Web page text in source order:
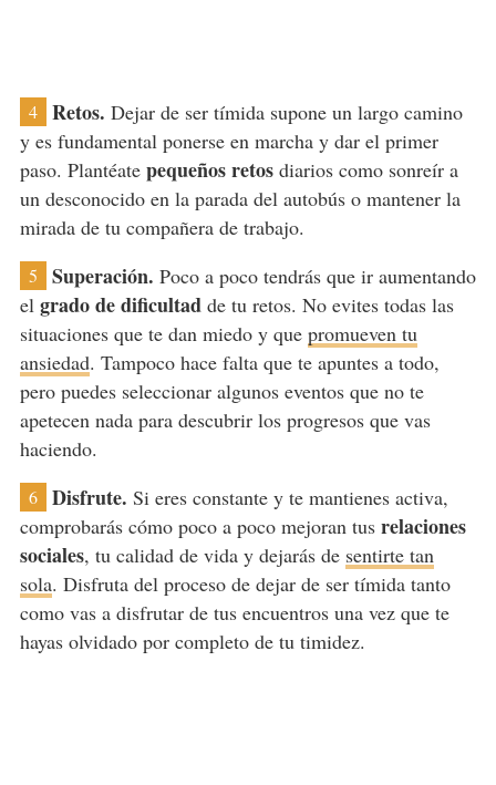
4 Retos. Dejar de ser tímida supone un largo camino
y es fundamental ponerse en marcha y dar el primer
paso. Plantéate pequeños retosdiarios como sonreír a
un desconocido en la parada del autobús o mantener la
mirada de tu compañera de trabajo.
5 Superación. Poco a poco tendrás que ir aumentando
el grado de dificultad de tu retos. No evites todas las
situaciones que te dan miedo y que promueven tu
ansiedad. Tampoco hace falta que te apuntes a todo,
pero puedes seleccionar algunos eventos que no te
apetecen nada para descubrir los progresos que vas
haciendo.
6 Disfrute. Si eres constante y te mantienes activa,
comprobarás cómo poco a poco mejoran tus relaciones
sociales, tu calidad de vida y dejarás de sentirte tan
sola. Disfruta del proceso de dejar de ser tímida tanto
como vas a disfrutar de tus encuentros una vez que te
hayas olvidado por completo de tu timidez.